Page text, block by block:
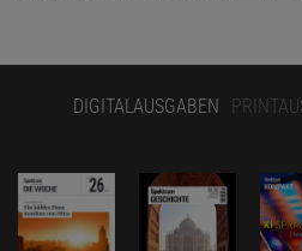
DIGITALAUSGABEN